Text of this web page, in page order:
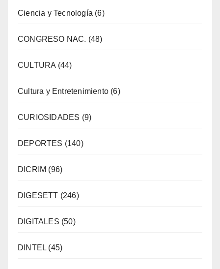
Ciencia y Tecnología (6)
CONGRESO NAC. (48)
CULTURA (44)
Cultura y Entretenimiento (6)
CURIOSIDADES (9)
DEPORTES (140)
DICRIM (96)
DIGESETT (246)
DIGITALES (50)
DINTEL (45)